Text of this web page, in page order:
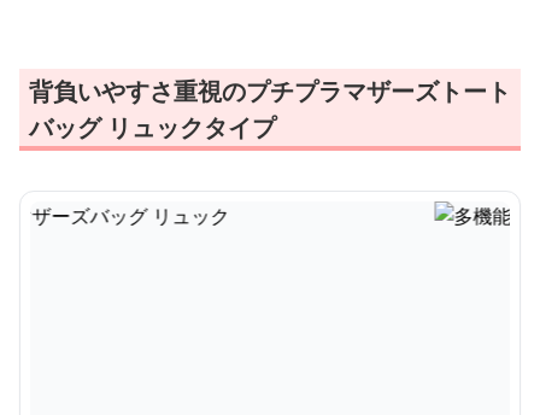
背負いやすさ重視のプチプラマザーズトート
バッグ リュックタイプ